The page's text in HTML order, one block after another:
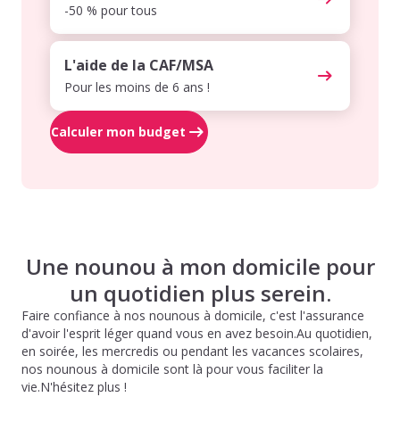
-50 % pour tous
L'aide de la CAF/MSA
Pour les moins de 6 ans !
Calculer mon budget
Une nounou à mon domicile pour
un quotidien plus serein.
Faire confiance à nos nounous à domicile, c'est l'assurance
d'avoir l'esprit léger quand vous en avez besoin.Au quotidien,
en soirée, les mercredis ou pendant les vacances scolaires,
nos nounous à domicile sont là pour vous faciliter la
vie.N'hésitez plus !